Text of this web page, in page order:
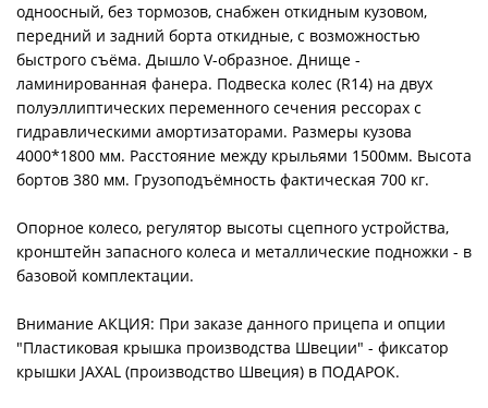
одноосный, без тормозов, снабжен откидным кузовом,
передний и задний борта откидные, с возможностью
быстрого съёма. Дышло V-образное. Днище -
ламинированная фанера. Подвеска колес (R14) на двух
полуэллиптических переменного сечения рессорах с
гидравлическими амортизаторами. Размеры кузова
4000*1800 мм. Расстояние между крыльями 1500мм. Высота
бортов 380 мм. Грузоподъёмность фактическая 700 кг.
Опорное колесо, регулятор высоты сцепного устройства,
кронштейн запасного колеса и металлические подножки - в
базовой комплектации.
Внимание АКЦИЯ: При заказе данного прицепа и опции
"Пластиковая крышка производства Швеции" - фиксатор
крышки JAXAL (производство Швеция) в ПОДАРОК.